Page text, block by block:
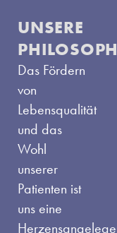
UNSERE
Das Fördern
von
Lebensqualität
und das
Wohl
unserer
Patienten ist
uns eine